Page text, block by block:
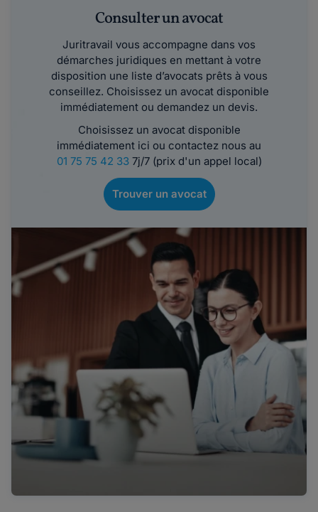
Consulter un avocat
Juritravail vous accompagne dans vos
démarches juridiques en mettant à votre
disposition une liste d’avocats prêts à vous
conseillez. Choisissez un avocat disponible
immédiatement ou demandez un devis.
Choisissez un avocat disponible
immédiatement ici ou contactez nous au
01 75 75 42 337j/7 (prix d'un appel local)
Trouver un avocat